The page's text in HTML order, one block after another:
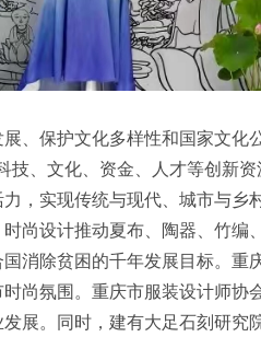
、保护文化多样性和国家文化
技、文化、资金、人才等创新
，实现传统与现代、城市与
尚设计推动夏布、陶器、竹
消除贫困的千年发展目标。
尚氛围。重庆市服装设计师
展。同时，建有大足石刻研